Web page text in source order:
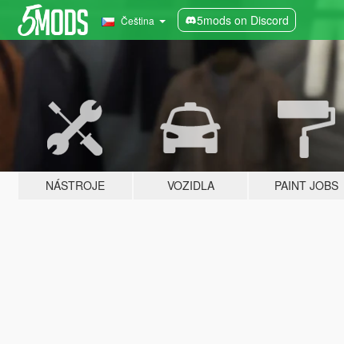
Čeština 5mods on Discord
NÁSTROJE VOZIDLA PAINT JOBS